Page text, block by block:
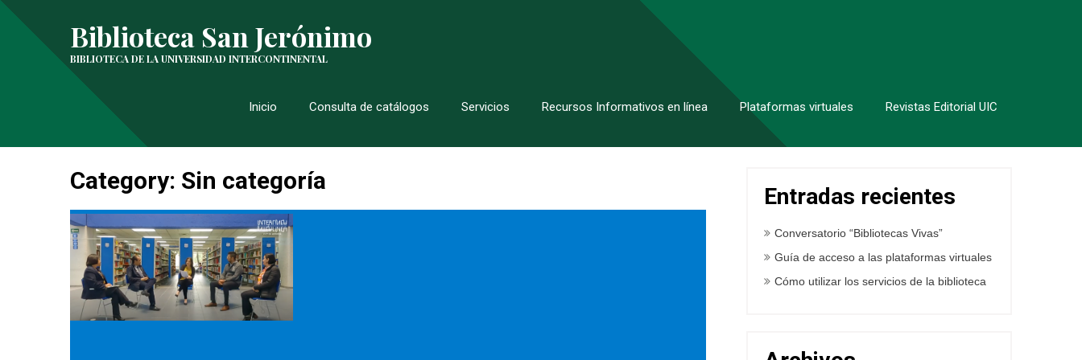
Biblioteca San Jerónimo
BIBLIOTECA DE LA UNIVERSIDAD INTERCONTINENTAL
Inicio Consulta de catálogos Servicios Recursos Informativos en línea Plataformas virtuales Revistas Editorial UIC
Category: Sin categoría
Entradas recientes
Conversatorio “Bibliotecas Vivas”
Guía de acceso a las plataformas virtuales
Cómo utilizar los servicios de la biblioteca